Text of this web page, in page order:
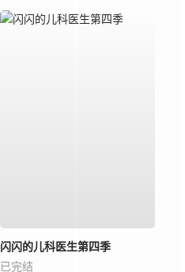
闪闪的儿科医生第四季
已完结